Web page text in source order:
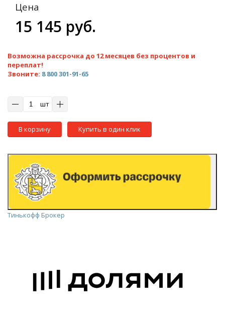
Цена
15 145 руб.
Возможна рассрочка до 12 месяцев без процентов и
переплат!
Звоните: 8 800 301-91-65
шт
В корзину Купить в один клик
Тинькофф Брокер